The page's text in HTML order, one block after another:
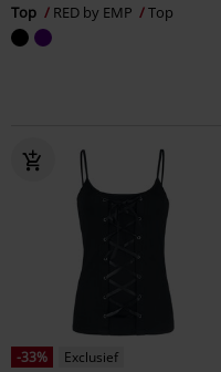
Top RED by EMP Top
-33%
Exclusief